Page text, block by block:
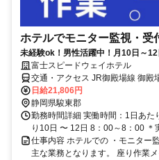
ホテルでモニター監視・受
未経験ok！男性活躍中！月10日～12
富士スピードウェイホテル
交通・アクセス JR御殿場線 御殿
で46分 JR御殿場線 駿河小山駅 車
日給21,806円
静岡県駿東郡
勤務時間詳細 実働時間：1日あ
り10日 〜 12日 8：00～8：00
仕事内容 ホテルでの ・モニター
主な業務となります。 座り作業